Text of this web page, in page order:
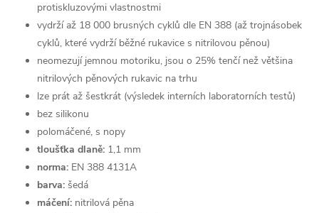
protiskluzovými vlastnostmi
vydrží až 18 000 brusných cyklů dle EN 388 (až trojnásobek
cyklů, které vydrží běžné rukavice s nitrilovou pěnou)
neomezují jemnou motoriku, jsou o 25% tenčí než většina
nitrilových pěnových rukavic na trhu
lze prát až šestkrát (výsledek interních laboratorních testů)
bez silikonu
polomáčené, s nopy
tloušťka dlaně: 1,1 mm
norma: EN 388 4131A
barva: šedá
máčení: nitrilová pěna